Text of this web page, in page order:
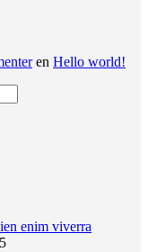
en Hello world!
enim viverra